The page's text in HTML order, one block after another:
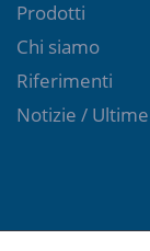
Prodotti
Chi siamo
Riferimenti
Notizie /